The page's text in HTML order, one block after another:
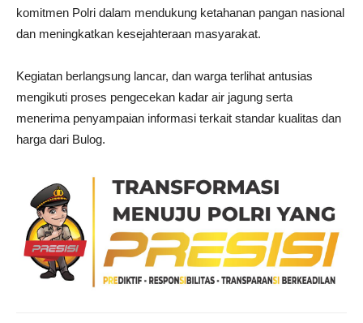
komitmen Polri dalam mendukung ketahanan pangan nasional
dan meningkatkan kesejahteraan masyarakat.
Kegiatan berlangsung lancar, dan warga terlihat antusias
mengikuti proses pengecekan kadar air jagung serta
menerima penyampaian informasi terkait standar kualitas dan
harga dari Bulog.